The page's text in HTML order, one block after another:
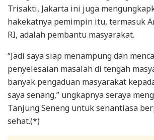
Trisakti, Jakarta ini juga
hakekatnya pemimpin itu, termasuk
RI, adalah pembantu masyarakat.
“Jadi saya siap menampung dan
penyelesaian masalah di tengah
banyak pengaduan masyarakat
saya senang,” ungkapnya seraya
Tanjung Seneng untuk senantiasa
sehat.(*)